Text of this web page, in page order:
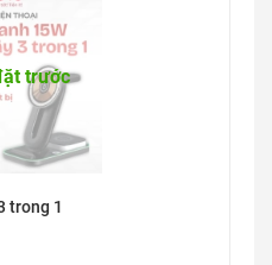
trước
trong 1